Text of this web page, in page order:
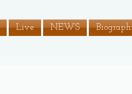
Live NEWS